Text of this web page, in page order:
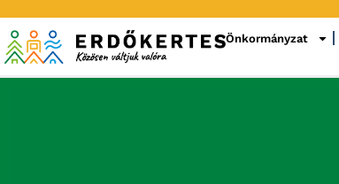
Önkormányzat